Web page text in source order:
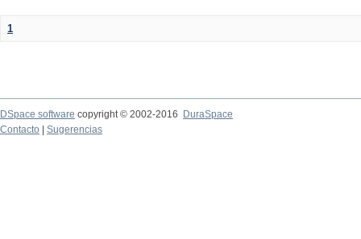
1
DSpace software copyright © 2002-2016
DuraSpace
Contacto
Sugerencias